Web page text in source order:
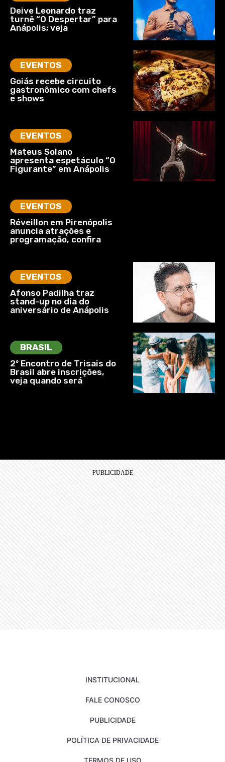
Deive Leonardo traz
turnê “O Despertar” para
Anápolis; veja
EVENTOS
Goiás recebe circuito
gastronômico com chefs
e shows
EVENTOS
Mateus Solano
apresenta espetáculo “O
Figurante” em Anápolis
EVENTOS
Réveillon em Pirenópolis
anuncia atrações e
programação, confira
EVENTOS
Afonso Padilha traz
stand-up no dia do
aniversário de Anápolis
BRASIL
2º Encontro de Trisais do
Brasil abre inscrições,
veja quando será
INSTITUCIONAL
FALE CONOSCO
PUBLICIDADE
POLÍTICA DE PRIVACIDADE
TERMOS DE USO